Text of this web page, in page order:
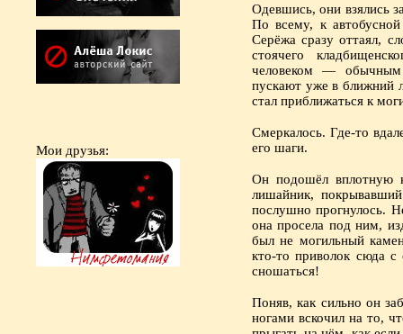
Мои друзья:
Одевшись, они взялись
По всему, к
Серёжа сразу оттаял,
стоячего
человеком — обычным
пускают уже в ближний
стал приближаться к
Смеркалось. Где-то
его шаги.
Он подошёл вплотную
лишайник,
послушно прогнулось.
она просела под ним,
был не могильный
кто-то приволок сюда
сношаться!
Поняв, как сильно он
ногами вскочил на то,